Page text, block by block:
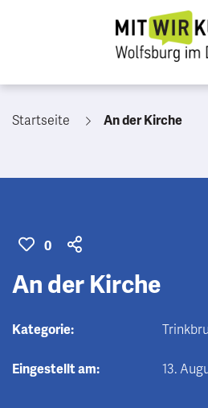
Startseite An der Kirche
0
An der Kirche
Kategorie:
Eingestellt am: 13.